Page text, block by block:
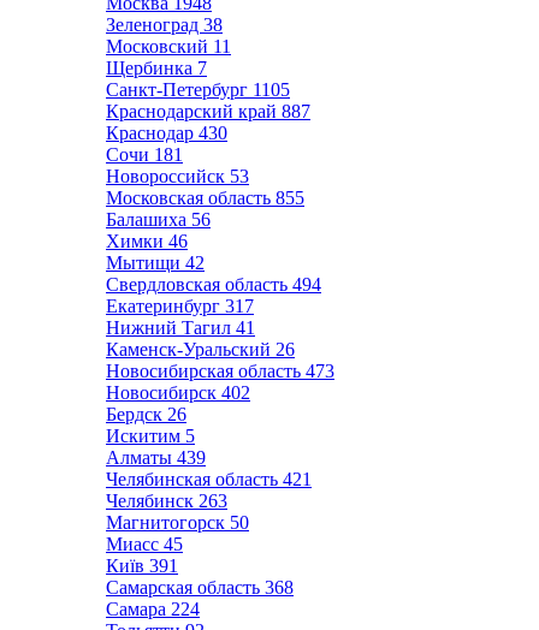
Зеленоград 38
Московский 11
Щербинка 7
Санкт-Петербург 1105
Краснодарский край 887
Краснодар 430
Сочи 181
Новороссийск 53
Московская область 855
Балашиха 56
Химки 46
Мытищи 42
Свердловская область 494
Екатеринбург 317
Нижний Тагил 41
Каменск-Уральский 26
Новосибирская область 473
Новосибирск 402
Бердск 26
Искитим 5
Алматы 439
Челябинская область 421
Челябинск 263
Магнитогорск 50
Миасс 45
Київ 391
Самарская область 368
Самара 224